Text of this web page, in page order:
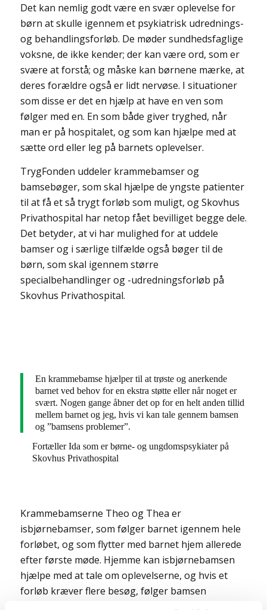
Det kan nemlig godt være en svær oplevelse for
børn at skulle igennem et psykiatrisk udrednings-
og behandlingsforløb. De møder sundhedsfaglige
voksne, de ikke kender; der kan være ord, som er
svære at forstå; og måske kan børnene mærke, at
deres forældre også er lidt nervøse. I situationer
som disse er det en hjælp at have en ven som
følger med en. En som både giver tryghed, når
man er på hospitalet, og som kan hjælpe med at
sætte ord eller leg på barnets oplevelser.
TrygFonden uddeler krammebamser og
bamsebøger, som skal hjælpe de yngste patienter
til at få et så trygt forløb som muligt, og Skovhus
Privathospital har netop fået bevilliget begge dele.
Det betyder, at vi har mulighed for at uddele
bamser og i særlige tilfælde også bøger til de
børn, som skal igennem større
specialbehandlinger og -udredningsforløb på
Skovhus Privathospital.
En krammebamse hjælper til at trøste og anerkende
barnet ved behov for en ekstra støtte eller når noget er
svært. Nogen gange åbner det op for en helt anden tillid
mellem barnet og jeg, hvis vi kan tale gennem bamsen
og ”bamsens problemer”.
Fortæller Ida som er børne- og ungdomspsykiater på
Skovhus Privathospital
Krammebamserne Theo og Thea er
isbjørnebamser, som følger barnet igennem hele
forløbet, og som flytter med barnet hjem allerede
efter første møde. Hjemme kan isbjørnebamsen
hjælpe med at tale om oplevelserne, og hvis et
forløb kræver flere besøg, følger bamsen
selvfølgelig med. Theo og Thea er bamser, der